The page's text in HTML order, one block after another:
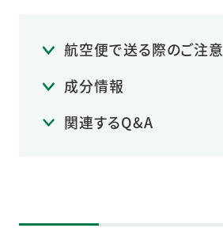
航空便で送る際のご注意
成分情報
関連するQ&A